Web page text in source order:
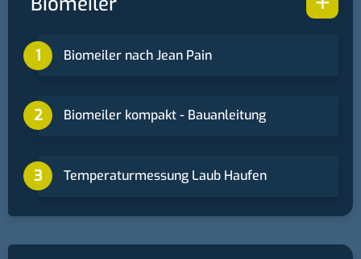
Biomeiler nach Jean Pain
Biomeiler kompakt - Bauanleitung
Temperaturmessung Laub Haufen